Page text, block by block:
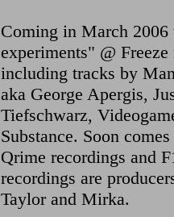
Coming in March
experiments" @
including tracks by
aka George Apergis,
Tiefschwarz,
Substance. Soon
Qrime recordings and
recordings are
Taylor and Mirka.